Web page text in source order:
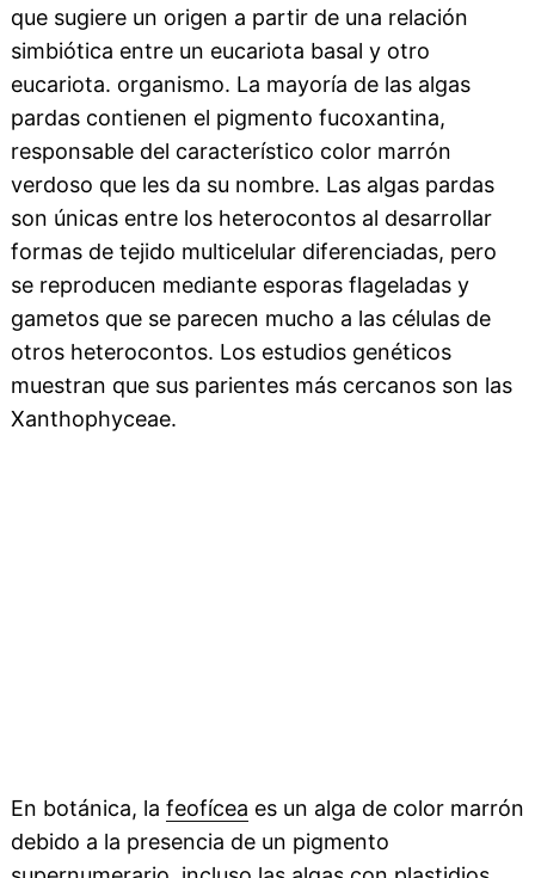
que sugiere un origen a partir de una relación
simbiótica entre un eucariota basal y otro
eucariota. organismo. La mayoría de las algas
pardas contienen el pigmento fucoxantina,
responsable del característico color marrón
verdoso que les da su nombre. Las algas pardas
son únicas entre los heterocontos al desarrollar
formas de tejido multicelular diferenciadas, pero
se reproducen mediante esporas flageladas y
gametos que se parecen mucho a las células de
otros heterocontos. Los estudios genéticos
muestran que sus parientes más cercanos son las
Xanthophyceae.
En botánica, la feofícea es un alga de color marrón
debido a la presencia de un pigmento